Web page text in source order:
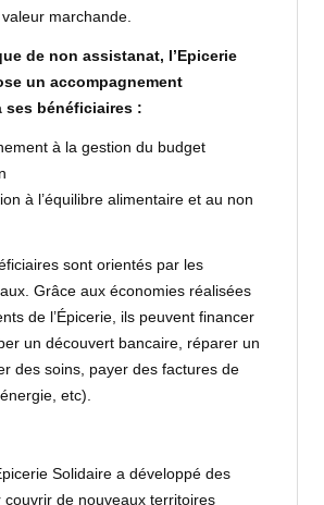
marchande.
de non assistanat, l’Epicerie
un accompagnement
ses bénéficiaires :
à la gestion du budget
à l’équilibre alimentaire et au non
sont orientés par les
Grâce aux économies réalisées
de l’Épicerie, ils peuvent financer
un découvert bancaire, réparer un
des soins, payer des factures de
etc).
Solidaire a développé des
couvrir de nouveaux territoires